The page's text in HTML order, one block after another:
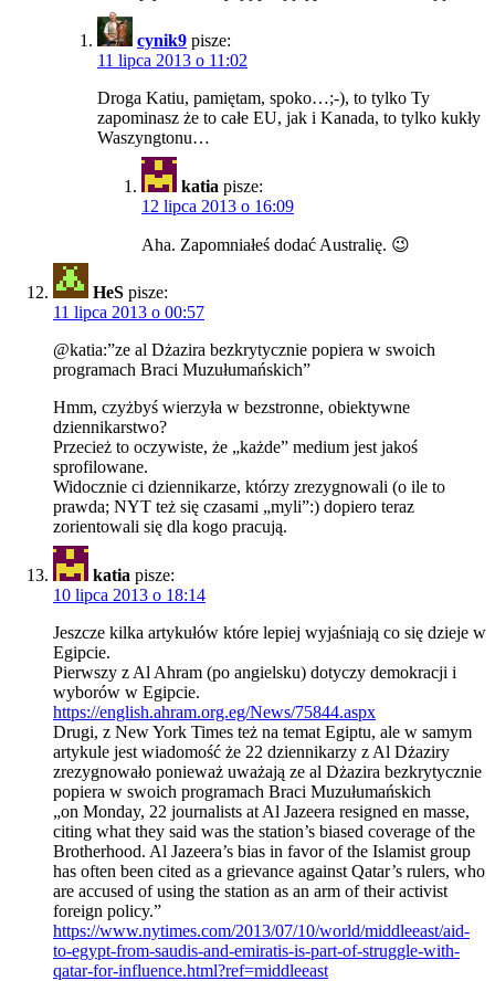
cynik9 pisze:
11 lipca 2013 o 11:02
Droga Katiu, pamiętam, spoko…;-), to tylko Ty
zapominasz że to całe EU, jak i Kanada, to tylko kukły
Waszyngtonu…
katia pisze:
12 lipca 2013 o 16:09
Aha. Zapomniałeś dodać Australię. 😉
HeS pisze:
11 lipca 2013 o 00:57
@katia:”ze al Dżazira bezkrytycznie popiera w swoich
programach Braci Muzułumańskich”
Hmm, czyżbyś wierzyła w bezstronne, obiektywne
dziennikarstwo?
Przecież to oczywiste, że „każde” medium jest jakoś
sprofilowane.
Widocznie ci dziennikarze, którzy zrezygnowali (o ile to
prawda; NYT też się czasami „myli”:) dopiero teraz
zorientowali się dla kogo pracują.
katia pisze:
10 lipca 2013 o 18:14
Jeszcze kilka artykułów które lepiej wyjaśniają co się dzieje w
Egipcie.
Pierwszy z Al Ahram (po angielsku) dotyczy demokracji i
wyborów w Egipcie.
https://english.ahram.org.eg/News/75844.aspx
Drugi, z New York Times też na temat Egiptu, ale w samym
artykule jest wiadomość że 22 dziennikarzy z Al Dżaziry
zrezygnowało ponieważ uważają ze al Dżazira bezkrytycznie
popiera w swoich programach Braci Muzułumańskich
„on Monday, 22 journalists at Al Jazeera resigned en masse,
citing what they said was the station’s biased coverage of the
Brotherhood. Al Jazeera’s bias in favor of the Islamist group
has often been cited as a grievance against Qatar’s rulers, who
are accused of using the station as an arm of their activist
foreign policy.”
https://www.nytimes.com/2013/07/10/world/middleeast/aid-
to-egypt-from-saudis-and-emiratis-is-part-of-struggle-with-
qatar-for-influence.html?ref=middleeast